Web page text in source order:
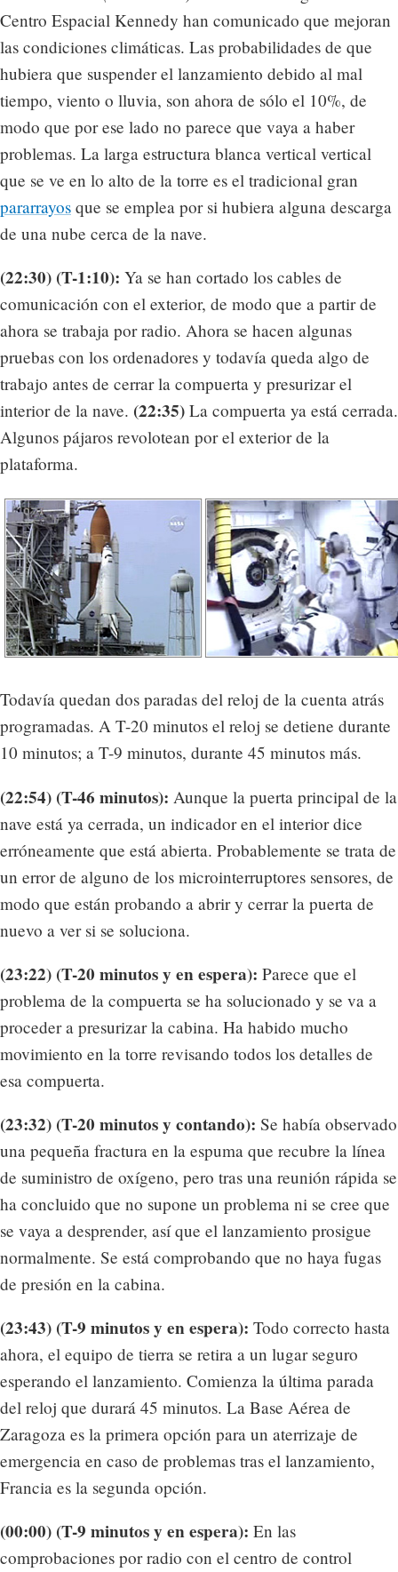
Centro Espacial Kennedy han comunicado que mejoran
las condiciones climáticas. Las probabilidades de que
hubiera que suspender el lanzamiento debido al mal
tiempo, viento o lluvia, son ahora de sólo el 10%, de
modo que por ese lado no parece que vaya a haber
problemas. La larga estructura blanca vertical vertical
que se ve en lo alto de la torre es el tradicional gran
pararrayos que se emplea por si hubiera alguna descarga
de una nube cerca de la nave.
(22:30) (T-1:10): Ya se han cortado los cables de
comunicación con el exterior, de modo que a partir de
ahora se trabaja por radio. Ahora se hacen algunas
pruebas con los ordenadores y todavía queda algo de
trabajo antes de cerrar la compuerta y presurizar el
interior de la nave. (22:35) La compuerta ya está cerrada.
Algunos pájaros revolotean por el exterior de la
plataforma.
Todavía quedan dos paradas del reloj de la cuenta atrás
programadas. A T-20 minutos el reloj se detiene durante
10 minutos; a T-9 minutos, durante 45 minutos más.
(22:54) (T-46 minutos): Aunque la puerta principal de la
nave está ya cerrada, un indicador en el interior dice
erróneamente que está abierta. Probablemente se trata de
un error de alguno de los microinterruptores sensores, de
modo que están probando a abrir y cerrar la puerta de
nuevo a ver si se soluciona.
(23:22) (T-20 minutos y en espera): Parece que el
problema de la compuerta se ha solucionado y se va a
proceder a presurizar la cabina. Ha habido mucho
movimiento en la torre revisando todos los detalles de
esa compuerta.
(23:32) (T-20 minutos y contando): Se había observado
una pequeña fractura en la espuma que recubre la línea
de suministro de oxígeno, pero tras una reunión rápida se
ha concluido que no supone un problema ni se cree que
se vaya a desprender, así que el lanzamiento prosigue
normalmente. Se está comprobando que no haya fugas
de presión en la cabina.
(23:43) (T-9 minutos y en espera): Todo correcto hasta
ahora, el equipo de tierra se retira a un lugar seguro
esperando el lanzamiento. Comienza la última parada
del reloj que durará 45 minutos. La Base Aérea de
Zaragoza es la primera opción para un aterrizaje de
emergencia en caso de problemas tras el lanzamiento,
Francia es la segunda opción.
(00:00) (T-9 minutos y en espera): En las
comprobaciones por radio con el centro de control